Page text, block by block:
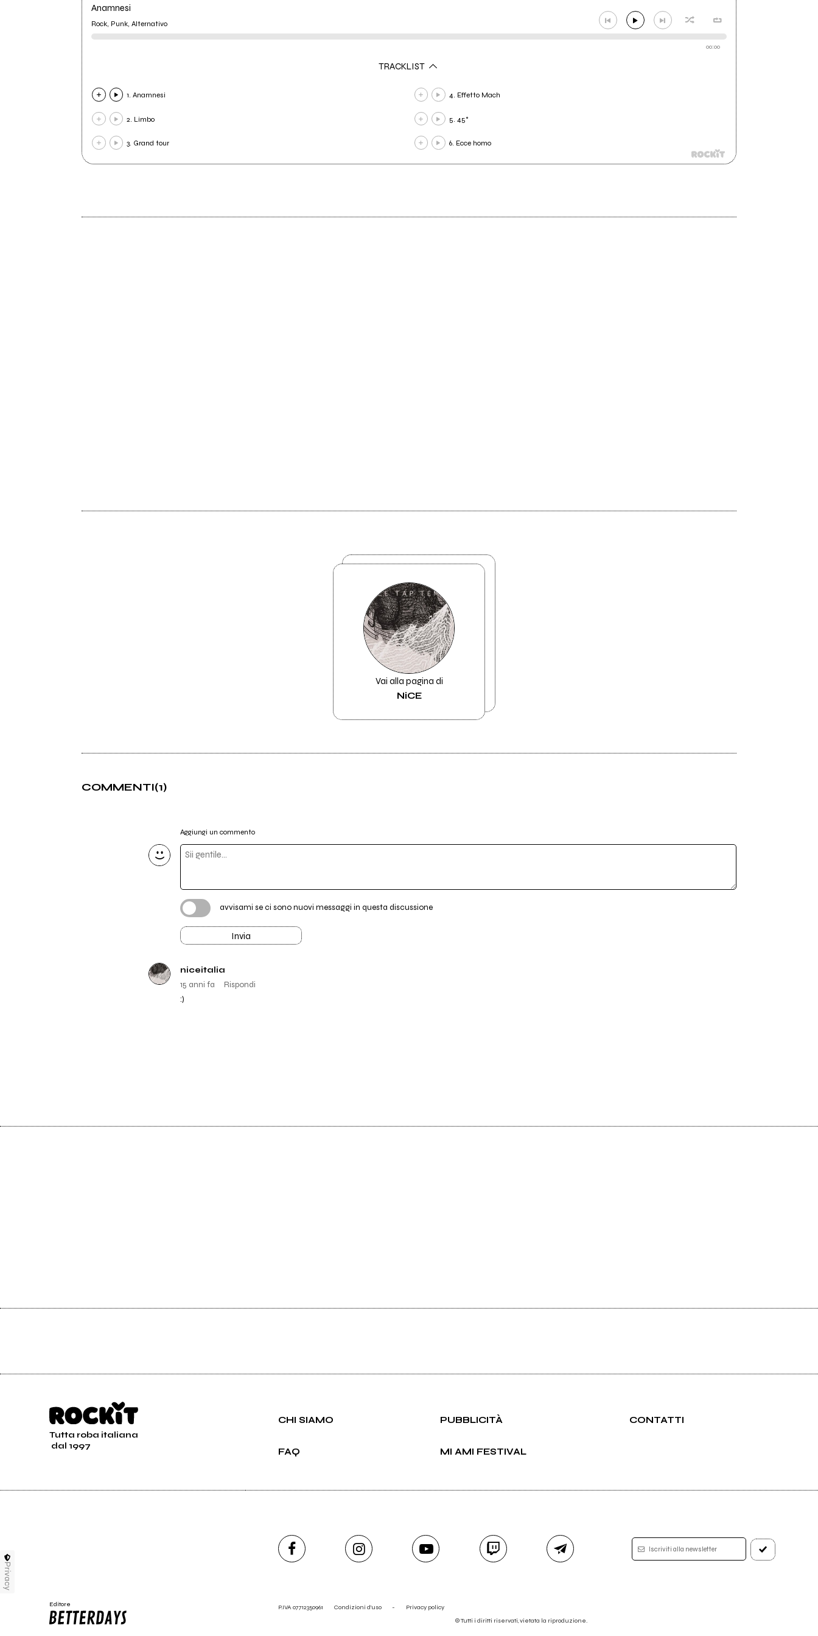
Anamnesi
Rock, Punk, Alternativo
00:00
TRACKLIST
1. Anamnesi
2. Limbo
3. Grand tour
4. Effetto Mach
5. 45°
6. Ecce homo
Vai alla pagina di
NiCE
COMMENTI(1)
Aggiungi un commento
avvisami se ci sono nuovi messaggi in questa discussione
Invia
niceitalia
15 anni fa
Rispondi
:)
Tutta roba italiana
dal 1997
CHI SIAMO PUBBLICITÀ CONTATTI
FAQ MI AMI FESTIVAL
Iscriviti alla newsletter
Editore P.IVA 07712350961 Condizioni d'uso -
Privacy policy
© Tutti i diritti riservati, vietata la riproduzione.
Privacy